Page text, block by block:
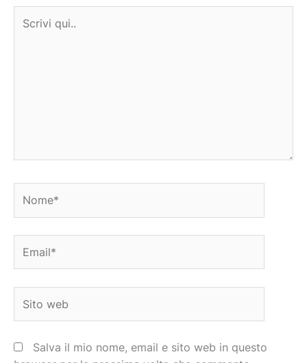
qui..
web
Salva il mio nome, email e sito web in questo